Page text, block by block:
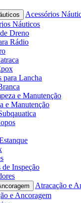
Acessórios
Náuticos
Dreno
Rádio
para Lancha
e Manutenção
e Manutenção
de Inspeção
Atracação e
e Ancoragem